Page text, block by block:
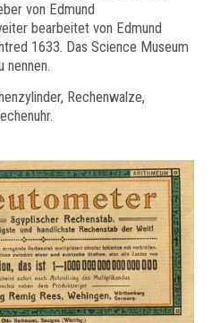
von Edmund
bearbeitet von Edmund
1633. Das Science Museum
nennen.
Rechenwalze,